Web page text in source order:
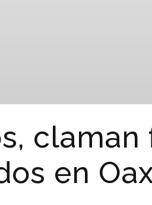
claman
en